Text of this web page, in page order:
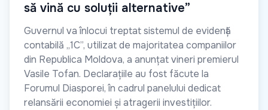
să vină cu soluții alternative”
Guvernul va înlocui treptat sistemul de evidență
contabilă „1C”, utilizat de majoritatea companiilor
din Republica Moldova, a anunțat vineri premierul
Vasile Tofan. Declarațiile au fost făcute la
Forumul Diasporei, în cadrul panelului dedicat
relansării economiei și atragerii investițiilor.